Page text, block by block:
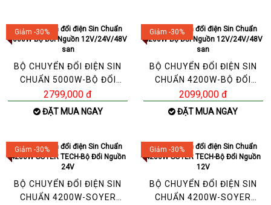
Giảm -30%
BỘ CHUYỂN ĐỔI ĐIỆN SIN
CHUẨN 5000W-BỘ ĐỔI
NGUỒN 12V/24V/48V
SAN
2799,000 đ
ĐẶT MUA NGAY
Giảm -30%
BỘ CHUYỂN ĐỔI ĐIỆN SIN
CHUẨN 4200W-BỘ ĐỔI
NGUỒN 12V/24V/48V
SAN
2099,000 đ
ĐẶT MUA NGAY
Giảm -30%
BỘ CHUYỂN ĐỔI ĐIỆN SIN
CHUẨN 4200W-SOYER
Giảm -30%
BỘ CHUYỂN ĐỔI ĐIỆN SIN
CHUẨN 4200W-SOYER